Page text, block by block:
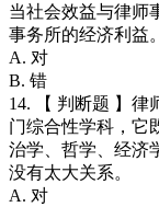
当社会效益与律师
事务所的经济利益。
A. 对
B. 错
14. 【 判断题 】律
门综合性学科，它
治学、哲学、经济
没有太大关系。
A. 对